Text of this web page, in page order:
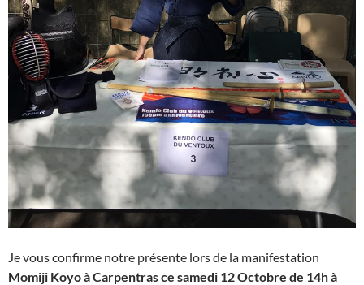
Je vous confirme notre présente lors de la manifestation
Momiji Koyo à Carpentras ce samedi 12 Octobre de 14h à